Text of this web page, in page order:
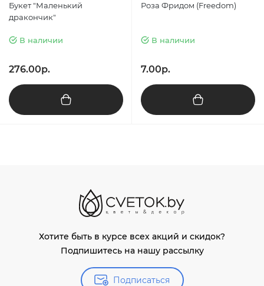
Букет "Маленький
дракончик"
В наличии
276.00р.
Роза Фридом (Freedom)
В наличии
7.00р.
Хотите быть в курсе всех акций и скидок?
Подпишитесь на нашу рассылку
Подписаться